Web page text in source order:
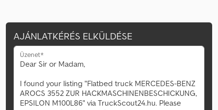
AJÁNLATKÉRÉS ELKÜLDÉSE
Üzenet*